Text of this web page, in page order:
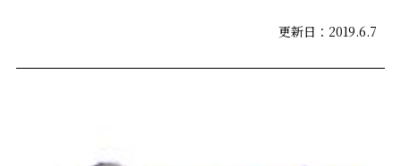
更新日：2019.6.7